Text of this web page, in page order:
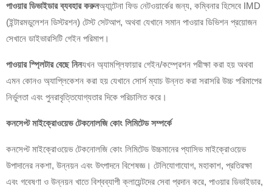
পাওয়ার ডিভাইডার ব্যবহার করুনঅ্যান্টেনা ফিড নেটওয়ার্কের জন্য, কম্বিনার হিসেবে IMD
(ইন্টারমডুলেশন ডিস্টরশন) টেস্ট সেটআপ, অথবা যেখানে সমান পাওয়ার ডিভিশন প্রয়োজন
সেখানে ডাইভারসিটি গেইন পরিমাপ।
পাওয়ার স্প্লিটার বেছে নিনযখন অ্যামপ্লিফায়ার গেইন/কম্প্রেশন পরীক্ষা করা হয় অথবা
এমন কোনও অ্যাপ্লিকেশন করা হয় যেখানে সোর্স ম্যাচ উন্নত করা সরাসরি উচ্চ পরিমাপের
নির্ভুলতা এবং পুনরাবৃত্তিযোগ্যতার দিকে পরিচালিত করে।
কনসেপ্ট মাইক্রোওয়েভ টেকনোলজি কোং লিমিটেড সম্পর্কে
কনসেপ্ট মাইক্রোওয়েভ টেকনোলজি কোং লিমিটেড উচ্চমানের প্যাসিভ মাইক্রোওয়েভ
উপাদানের নকশা, উন্নয়ন এবং উৎপাদনে বিশেষজ্ঞ। টেলিযোগাযোগ, মহাকাশ, প্রতিরক্ষা
এবং গবেষণা ও উন্নয়ন খাতে বিশ্বব্যাপী ক্লায়েন্টদের সেবা প্রদান করে, পাওয়ার ডিভাইডার,